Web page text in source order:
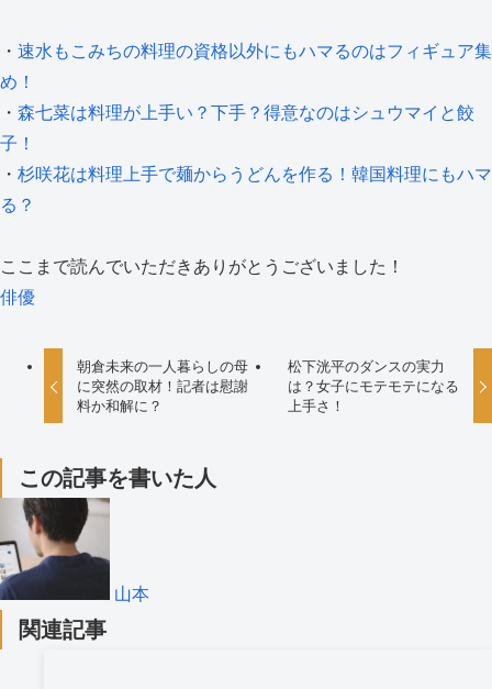
・ 速水もこみちの料理の資格以外にもハマるのはフィギュア集
め！
・ 森七菜は料理が上手い？下手？得意なのはシュウマイと餃
子！
・ 杉咲花は料理上手で麺からうどんを作る！韓国料理にもハマ
る？
ここまで読んでいただきありがとうございました！
俳優
朝倉未来の一人暮らしの母
に突然の取材！記者は慰謝
料か和解に？
松下洸平のダンスの実力
は？女子にモテモテになる
上手さ！
この記事を書いた人
山本
関連記事